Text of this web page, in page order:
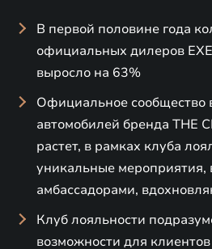
В первой половине года
официальных дилеров
выросло на 63%
Официальное сообщество
автомобилей бренда THE
растет, в рамках клуба
уникальные мероприятия,
амбассадорами,
Клуб лояльности
возможности для